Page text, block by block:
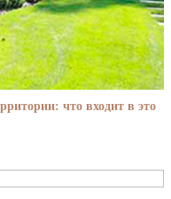
что входит в это